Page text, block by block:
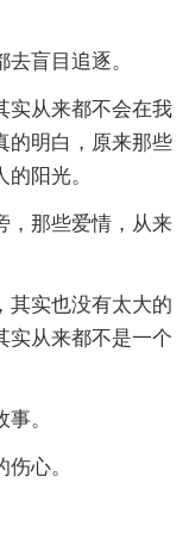
盲目追逐。
实从来都不会在我
的明白，原来那些
阳光。
，那些爱情，从来
其实也没有太大的
实从来都不是一个
。
心。